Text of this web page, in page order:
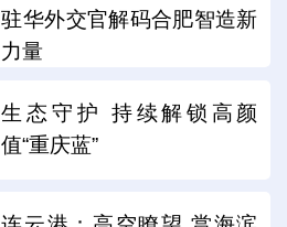
驻华外交官解码合肥智造新
力量
生态守护 持续解锁高颜
值“重庆蓝”